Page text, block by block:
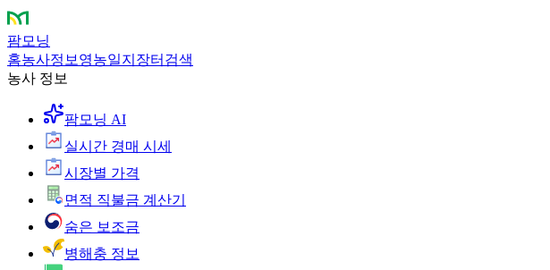
팜모닝
홈농사정보 영농일지 장터 검색
농사 정보
팜모닝 AI
실시간 경매 시세
시장별 가격
면적 직불금 계산기
숨은 보조금
병해충 정보